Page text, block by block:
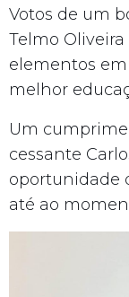
Votos de um
Telmo
elementos
melhor
Um
cessante
oportunidade
até ao